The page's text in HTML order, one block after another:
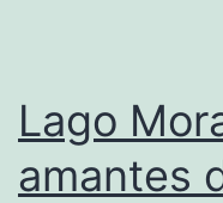
Lago
amantes